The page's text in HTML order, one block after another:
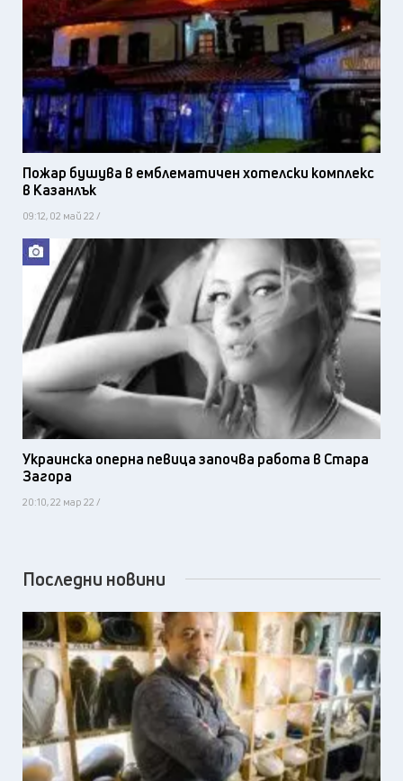
Пожар бушува в емблематичен хотелски комплекс
в Казанлък
09:12, 02 май 22 /
Украинска оперна певица започва работа в Стара
Загора
20:10, 22 мар 22 /
Последни новини